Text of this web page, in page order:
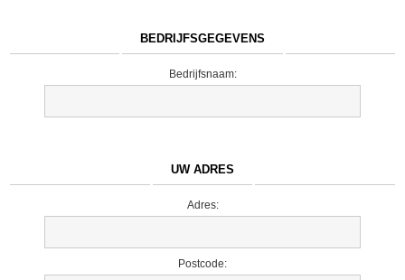
BEDRIJFSGEGEVENS
Bedrijfsnaam:
UW ADRES
Adres:
Postcode: